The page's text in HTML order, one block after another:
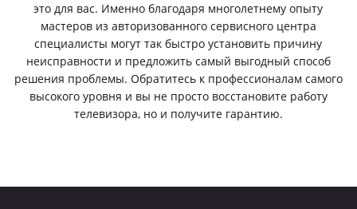
это для вас. Именно благодаря многолетнему опыту
мастеров из авторизованного сервисного центра
специалисты могут так быстро установить причину
неисправности и предложить самый выгодный способ
решения проблемы. Обратитесь к профессионалам самого
высокого уровня и вы не просто восстановите работу
телевизора, но и получите гарантию.